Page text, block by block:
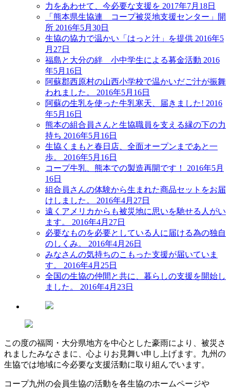
力をあわせて、今必要な支援を 2017年7月18日
「熊本県生協連 コープ被災地支援センター」開
所 2016年5月30日
生協の協力で温かい「はっと汁」を提供 2016年5
月27日
福島と大分の絆 小中学生による募金活動 2016
年5月16日
阿蘇郡西原村の山西小学校で温かいだご汁が振舞
われました。
2016年5月16日
阿蘇の生乳を使った牛乳寒天、届きました! 2016
年5月16日
熊本の組合員さんと生協職員を支える縁の下の力
持ち 2016年5月16日
生協くまもと春日店、全面オープンまであと一
歩。
2016年5月16日
コープ牛乳、熊本での製造再開です！
2016年5月
16日
組合員さんの体験から生まれた商品セットをお届
けしました。
2016年4月27日
遠くアメリカからも被災地に思いを馳せる人がい
ます。
2016年4月27日
必要なものを必要としている人に届ける為の独自
のしくみ。
2016年4月26日
みなさんの気持ちのこもった支援が届いていま
す。
2016年4月25日
全国の生協の仲間と共に、暮らしの支援を開始し
ました。
2016年4月23日
この度の福岡・大分県地方を中心とした豪雨により、被災さ
れましたみなさまに、心よりお見舞い申し上げます。九州の
生協では地域に今必要な支援活動に取り組んでいます。
コープ九州の会員生協の活動を各生協のホームページや